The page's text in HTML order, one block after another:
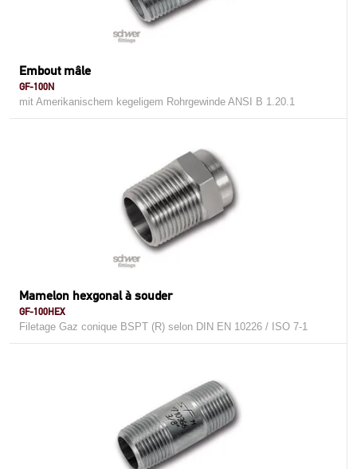
Embout mâle
GF-100N
mit Amerikanischem kegeligem Rohrgewinde ANSI B 1.20.1
Mamelon hexgonal à souder
GF-100HEX
Filetage Gaz conique BSPT (R) selon DIN EN 10226 / ISO 7-1